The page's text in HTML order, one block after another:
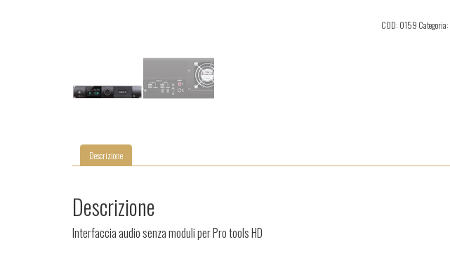
MKII
HD
COD: 0159 Categoria:
Descrizione
Descrizione
Interfaccia audio senza moduli per Pro tools HD